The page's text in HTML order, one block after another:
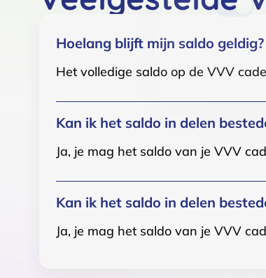
Hoelang blijft mijn saldo geldig?
Het volledige saldo op de VVV
Kan ik het saldo in delen
Ja, je mag het saldo van je VVV
Kan ik het saldo in delen
Ja, je mag het saldo van je VVV